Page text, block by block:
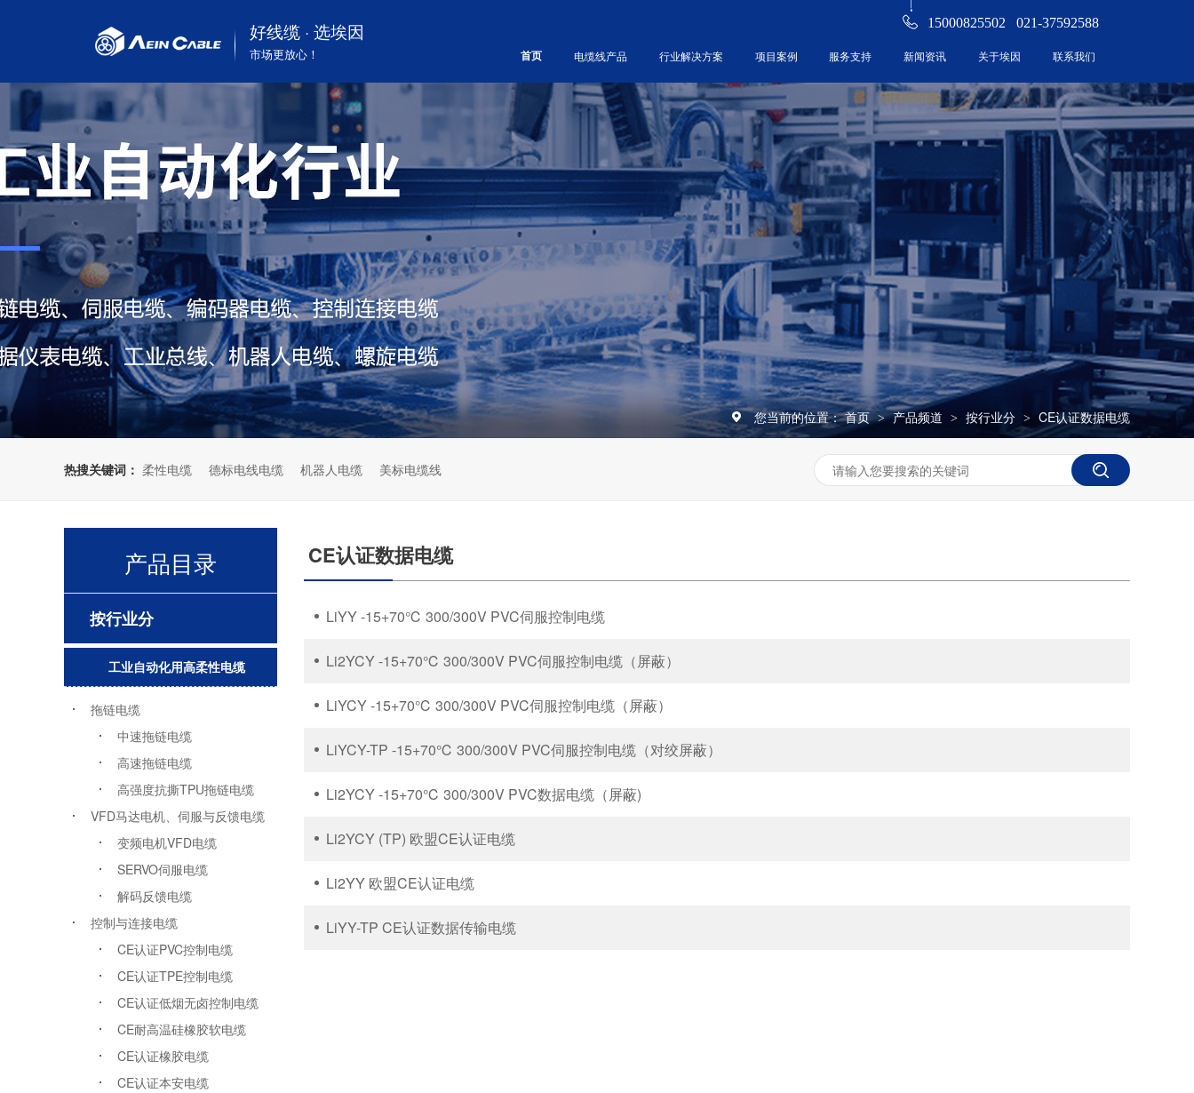
好线缆 · 选埃因
市场更放心！
15000825502 021-37592588
首页 电缆线产品
按标准分
UL认证美标电缆
CSA认证电缆
VDE认证电缆
CE认证欧标电缆
TUV认证德标电缆
SAA认证澳标电缆
EAC认证俄罗斯电缆
CPR认证电缆
CB认证电缆
PSE认证日标电缆
工业及自动化机械行业
起重重工、港口机械行
煤矿及矿山机械行业
基建和建筑电缆
可再生能源行业
舞台灯光照明行业
汽车、新能源汽车行业
潜水和油泵行业
仪器仪表
铁路轨道交通机车行业
海洋石油化工行业
比特币矿机电缆
按类型分
CPE橡胶电缆
PU聚氨酯电缆
PVC聚乙烯电缆
TPE电线电缆
XLPE电缆线
ETFE电线电缆
硅橡胶电缆
按性能分
高温电缆
低烟无卤电缆
防火电缆
CPR阻燃电缆
耐寒防冻电缆
耐扭转电缆
工业连接产品
机器视觉组件
以太网电缆组件
M8/M12组件
D-SUB组件
伺服组件
空调及照明线束
其它组件
行业解决方案
可再生资源 通讯工程 石油化工 工业水处理
项目案例 服务支持 新闻资讯
企业动态 视频专区
关于埃因
企业介绍 荣誉资质 企业风采
联系我们
您当前的位置： 首页 > 产品频道 > 按行业分 > CE认证数据电缆
热搜关键词： 柔性电缆 德标电线电缆 机器人电缆 美标电缆线
CE认证数据电缆
LiYY -15+70℃ 300/300V PVC伺服控制电缆
Li2YCY -15+70℃ 300/300V PVC伺服控制电缆（屏蔽）
LiYCY -15+70℃ 300/300V PVC伺服控制电缆（屏蔽）
LiYCY-TP -15+70℃ 300/300V PVC伺服控制电缆（对绞屏蔽）
Li2YCY -15+70℃ 300/300V PVC数据电缆（屏蔽)
Li2YCY (TP) 欧盟CE认证电缆
Li2YY 欧盟CE认证电缆
LiYY-TP CE认证数据传输电缆
产品目录
按行业分
工业自动化用高柔性电缆
拖链电缆
中速拖链电缆
高速拖链电缆
高强度抗撕TPU拖链电缆
VFD马达电机、伺服与反馈电缆
变频电机VFD电缆
SERVO伺服电缆
解码反馈电缆
控制与连接电缆
CE认证PVC控制电缆
CE认证TPE控制电缆
CE认证低烟无卤控制电缆
CE耐高温硅橡胶软电缆
CE认证橡胶电缆
CE认证本安电缆